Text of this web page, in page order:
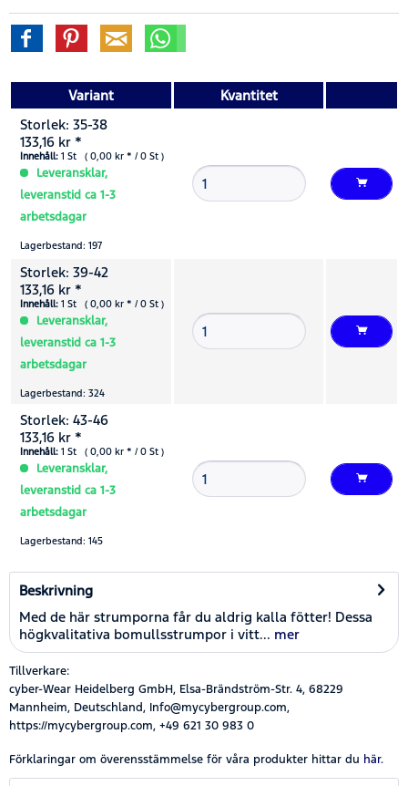
Variant
Kvantitet
Storlek: 35-38
133,16 kr *
Innehåll: 1 St ( 0,00 kr * / 0 St )
Leveransklar,
leveranstid ca 1-3
arbetsdagar
Lagerbestand: 197
Storlek: 39-42
133,16 kr *
Innehåll: 1 St ( 0,00 kr * / 0 St )
Leveransklar,
leveranstid ca 1-3
arbetsdagar
Lagerbestand: 324
Storlek: 43-46
133,16 kr *
Innehåll: 1 St ( 0,00 kr * / 0 St )
Leveransklar,
leveranstid ca 1-3
arbetsdagar
Lagerbestand: 145
Beskrivning
Med de här strumporna får du aldrig kalla fötter! Dessa
högkvalitativa bomullsstrumpor i vitt... mer
Tillverkare:
cyber-Wear Heidelberg GmbH, Elsa-Brändström-Str. 4, 68229
Mannheim, Deutschland, Info@mycybergroup.com,
https://mycybergroup.com, +49 621 30 983 0
Förklaringar om överensstämmelse för våra produkter hittar du här.